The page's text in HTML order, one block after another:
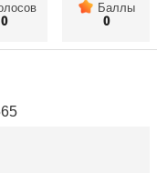
0
Баллы
0